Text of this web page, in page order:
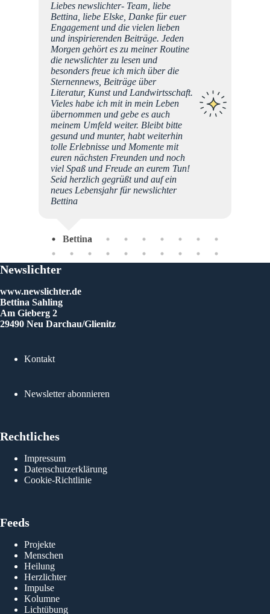
Liebes newslichter- Team, liebe
Bettina, liebe Elske, Danke für euer
Engagement und die vielen lieben
und inspirierenden Beiträge. Jeden
Morgen gehört es zu meiner Routine
die newslichter zu lesen und
besonders freue ich mich über die
Sternennews, Beiträge über
Literatur, Kunst und Landwirtsschaft.
Vieles habe ich mit in mein Leben
übernommen und gebe es auch
meinem Umfeld weiter. Bleibt bitte
gesund und munter, habt weiterhin
tolle Erlebnisse und Momente mit
euren nächsten Freunden und noch
viel Spaß und Freude an eurem Tun!
Seid herzlich gegrüßt und auf ein
neues Lebensjahr für newslichter
Bettina
Bettina
Newslichter
www.newslichter.de
Bettina Sahling
Am Gieberg 2
29490 Neu Darchau/Glienitz
Kontakt
Newsletter abonnieren
Rechtliches
Impressum
Datenschutzerklärung
Cookie-Richtlinie
Feeds
Projekte
Menschen
Heilung
Herzlichter
Impulse
Kolumne
Lichtübung